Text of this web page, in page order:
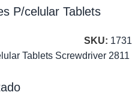
P/celular Tablets
SKU: 1731
Tablets Screwdriver 2811